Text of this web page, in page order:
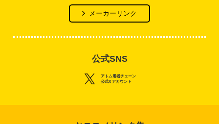
メーカーリンク
公式SNS
アトム電器チェーン
公式X アカウント